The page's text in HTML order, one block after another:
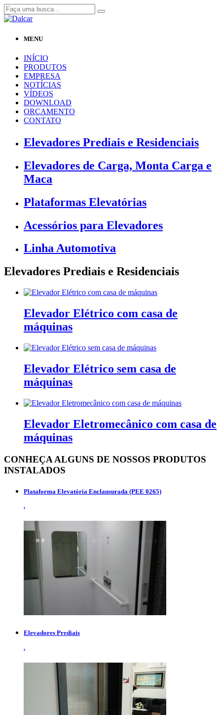
MENU
INÍCIO
PRODUTOS
EMPRESA
NOTÍCIAS
VÍDEOS
DOWNLOAD
ORÇAMENTO
CONTATO
Elevadores Prediais e Residenciais
Elevadores de Carga, Monta Carga e
Maca
Plataformas Elevatórias
Acessórios para Elevadores
Linha Automotiva
Elevadores Prediais e Residenciais
Elevador Elétrico com casa de
máquinas
Elevador Elétrico sem casa de
máquinas
Elevador Eletromecânico com casa de
máquinas
CONHEÇA ALGUNS DE NOSSOS PRODUTOS
INSTALADOS
Plataforma Elevatória Enclausurada (PEE 0265)
.
Elevadores Prediais
.